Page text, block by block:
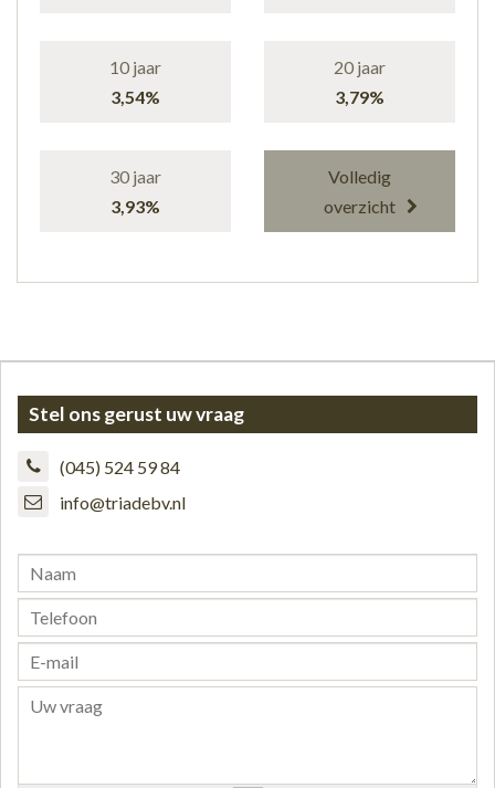
10 jaar
3,54%
20 jaar
3,79%
30 jaar
3,93%
Volledig
overzicht
Stel ons gerust uw vraag
(045) 524 59 84
info@triadebv.nl